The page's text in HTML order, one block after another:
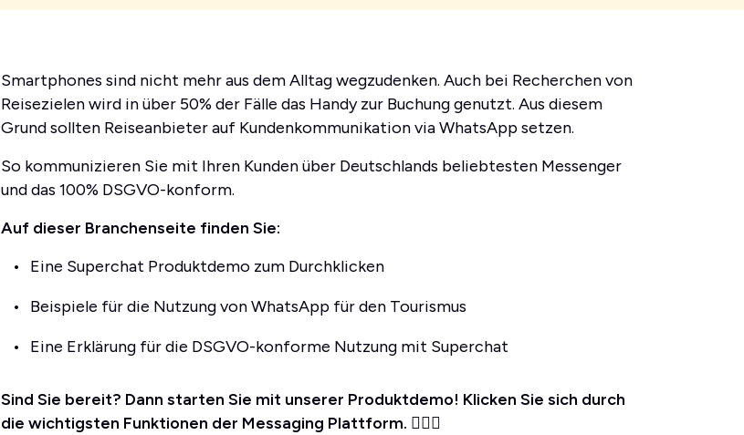
Smartphones sind nicht mehr aus dem Alltag wegzudenken. Auch bei Recherchen von
Reisezielen wird in über 50% der Fälle das Handy zur Buchung genutzt. Aus diesem
Grund sollten Reiseanbieter auf Kundenkommunikation via WhatsApp setzen.
So kommunizieren Sie mit Ihren Kunden über Deutschlands beliebtesten Messenger
und das 100% DSGVO-konform.
Auf dieser Branchenseite finden Sie:
Eine Superchat Produktdemo zum Durchklicken
Beispiele für die Nutzung von WhatsApp für den Tourismus
Eine Erklärung für die DSGVO-konforme Nutzung mit Superchat
Sind Sie bereit? Dann starten Sie mit unserer Produktdemo! Klicken Sie sich durch
die wichtigsten Funktionen der Messaging Plattform. 👇🏼💡